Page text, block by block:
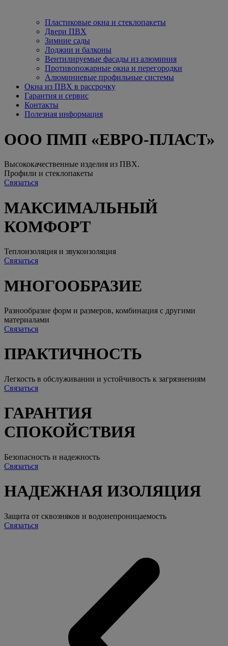
Пластиковые окна и стеклопакеты
Двери ПВХ
Зимние сады
Лоджии и балконы
Вентилируемые фасады из алюминия
Противопожарные окна и перегородки
Алюминиевые профильные системы
Окна из ПВХ в рассрочку
Гарантия и сервис
Контакты
Полезная информация
ООО ПМП «ЕВРО-ПЛАСТ»
Высококачественные изделия из ПВХ.
Профили и стеклопакеты
Связаться
МАКСИМАЛЬНЫЙ
КОМФОРТ
Теплоизоляция и звукоизоляция
Связаться
МНОГООБРАЗИЕ
Разнообразие форм и размеров, комбинация с другими
материалами
Связаться
ПРАКТИЧНОСТЬ
Легкость в обслуживании и устойчивость к загрязнениям
Связаться
ГАРАНТИЯ
СПОКОЙСТВИЯ
Безопасность и надежность
Связаться
НАДЕЖНАЯ ИЗОЛЯЦИЯ
Защита от сквозняков и водонепроницаемость
Связаться